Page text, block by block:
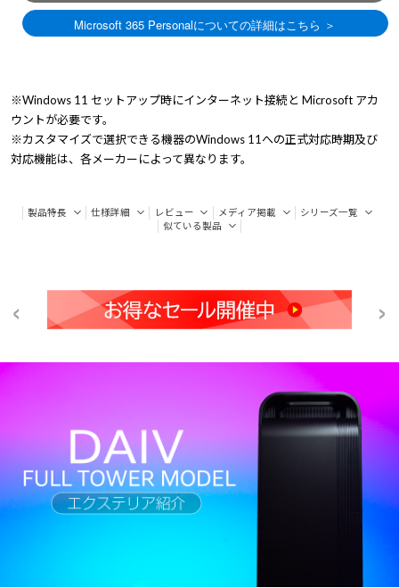
※Windows 11 セットアップ時にインターネット接続と Microsoft アカ
ウントが必要です。
※カスタマイズで選択できる機器のWindows 11への正式対応時期及び
対応機能は、各メーカーによって異なります。
製品特長 仕様詳細 レビュー メディア掲載
シリーズ一覧
似ている製品